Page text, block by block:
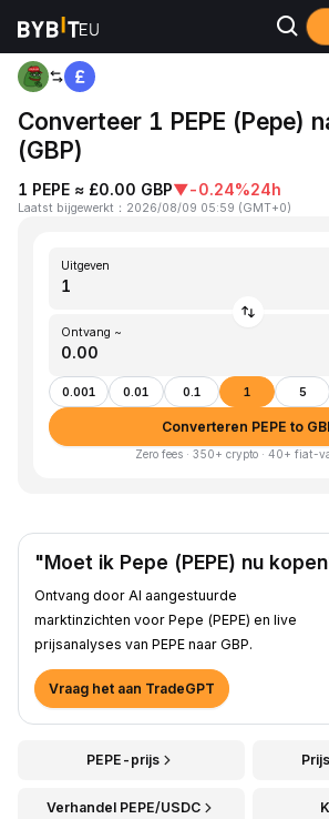
Startpagina
Converteer 1 PEPE (Pepe)
(GBP)
1 PEPE ≈ £0.00 GBP▼-0.24%24h
Laatst bijgewerkt ： 2026/08/09 05:59 (GMT+0)
Uitgeven
Ontvang ~
0.001 0.01 0.1 1 5
Converteren PEPE to
Zero fees · 350+ crypto · 40+ fiat-
"Moet ik Pepe (PEPE) nu
Ontvang door AI aangestuurde
marktinzichten voor Pepe (PEPE) en live
prijsanalyses van PEPE naar GBP.
Vraag het aan TradeGPT
PEPE-prijs
Verhandel PEPE/USDC